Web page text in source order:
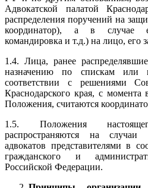
Адвокатской палатой
распределения поручений на
координатор), а в случае
командировка и т.д.) на лицо, его
1.4. Лица, ранее
назначению по спискам или
соответствии с решениями
Краснодарского края, с момента
Положения, считаются
1.5. Положения
распространяются на случаи
адвокатов представителями в
гражданского и
Российской Федерации.